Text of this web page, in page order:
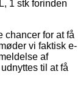
1 stk forinden
chancer for at få
vi faktisk e-
af
til at få